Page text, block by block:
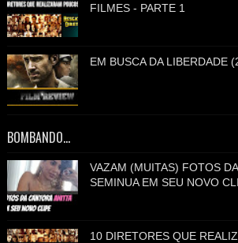
FILMES - PARTE 1
EM BUSCA DA LIBERDADE
BOMBANDO...
VAZAM (MUITAS) FOTOS
SEMINUA EM SEU NOVO
10 DIRETORES QUE